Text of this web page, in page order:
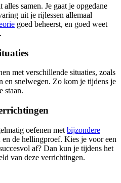
samen. Je gaat je opgedane
uit je rijlessen allemaal
goed beheerst, en goed weet
met verschillende situaties, zoals
en snelwegen. Zo kom je tijdens je
staan.
oefenen met bijzondere
en de hellingproef. Kies je voor een
af? Dan kun je tijdens het
van deze verrichtingen.